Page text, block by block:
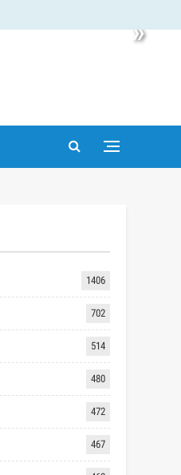
»
1406
702
514
480
472
467